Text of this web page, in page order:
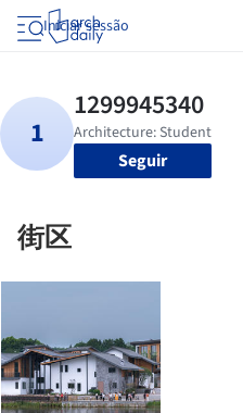
Iniciar sessão
Seguir
街区